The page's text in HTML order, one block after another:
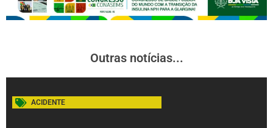
Outras notícias...
ACIDENTE